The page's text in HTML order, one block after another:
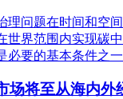
理问题在时间和空
世界范围内实现碳
必要的基本条件之一
场将至从海内外